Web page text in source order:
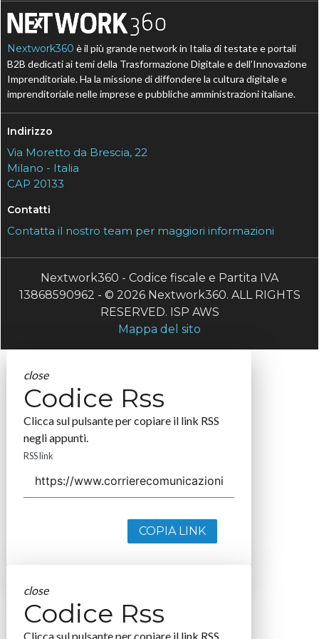
Nextwork360 è il più grande network in Italia di testate e portali
B2B dedicati ai temi della Trasformazione Digitale e dell’Innovazione
Imprenditoriale. Ha la missione di diffondere la cultura digitale e
imprenditoriale nelle imprese e pubbliche amministrazioni italiane.
Indirizzo
Via Moretto da Brescia, 22
Milano - Italia
CAP 20133
Contatti
Contatta il nostro team per maggiori informazioni
Nextwork360 - Codice fiscale e Partita IVA
13868590962 - © 2026 Nextwork360. ALL RIGHTS
RESERVED. ISP AWS
Mappa del sito
close
Codice Rss
Clicca sul pulsante per copiare il link RSS
negli appunti.
RSS link
COPIA LINK
close
Codice Rss
Clicca sul pulsante per copiare il link RSS